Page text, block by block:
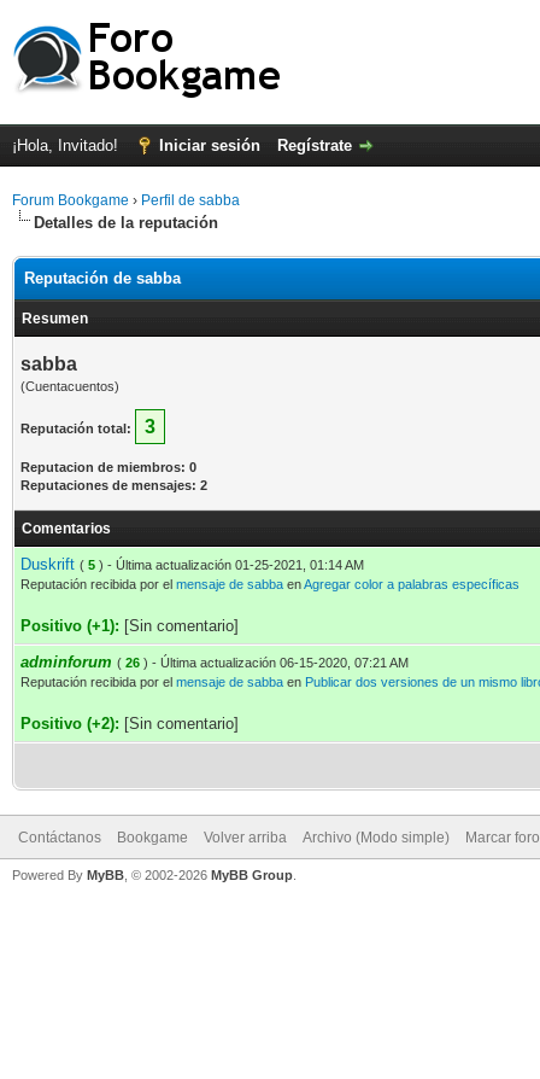
¡Hola, Invitado! Iniciar sesión Regístrate
Forum Bookgame › Perfil de sabba
Detalles de la reputación
Reputación de sabba
Resumen
sabba
(Cuentacuentos)
Reputación total: 3
Reputacion de miembros: 0
Reputaciones de mensajes: 2
Comentarios
Duskrift ( 5 ) - Última actualización 01-25-2021, 01:14 AM
Reputación recibida por el mensaje de sabba enAgregar color a palabras específicas
Positivo (+1): [Sin comentario]
adminforum ( 26 ) - Última actualización 06-15-2020, 07:21 AM
Reputación recibida por el mensaje de sabba en Publicar dos versiones de un mismo
Positivo (+2): [Sin comentario]
Contáctanos Bookgame Volver arriba Archivo (Modo simple) Marcar
Powered By MyBB , © 2002-2026 MyBB Group